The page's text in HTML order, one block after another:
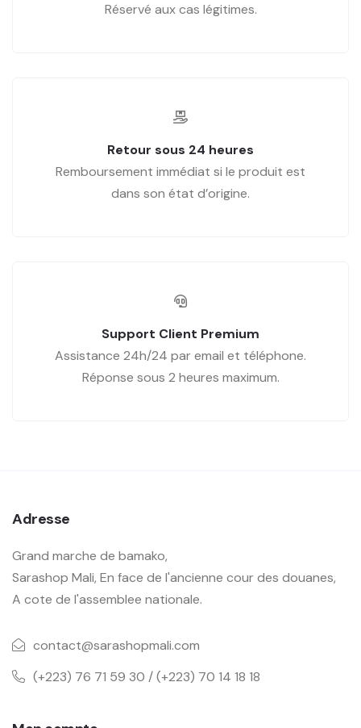
Réservé aux cas légitimes.
Retour sous 24 heures
Remboursement immédiat si le produit est
dans son état d’origine.
Support Client Premium
Assistance 24h/24 par email et téléphone.
Réponse sous 2 heures maximum.
Adresse
Grand marche de bamako,
Sarashop Mali, En face de l'ancienne cour des douanes,
A cote de l'assemblee nationale.
contact@sarashopmali.com
(+223) 76 71 59 30 / (+223) 70 14 18 18